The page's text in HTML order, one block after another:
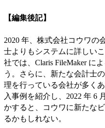
【編集後記】
2020 年、株式会社コウワの
士よりもシステムに詳しい
社では、Claris FileMaker に
う。さらに、新たな会計士
理を行っている会社が多く
入事例を紹介し、2022 年 6
かすると、コウワに新たな
るかもしれない。